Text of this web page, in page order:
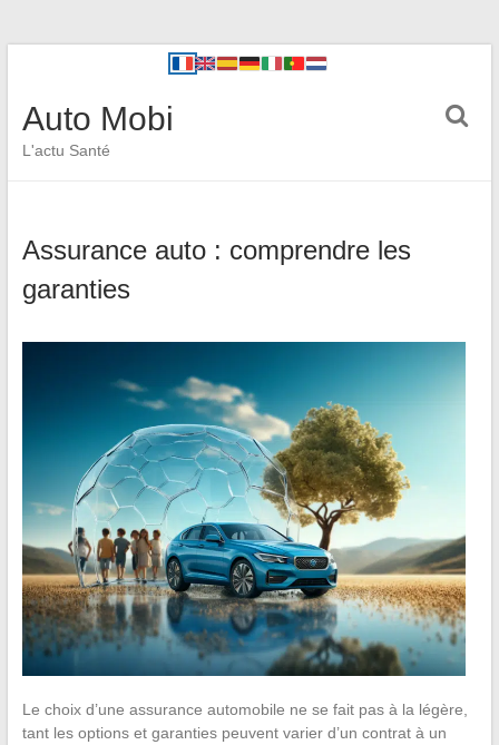
Auto Mobi
L'actu Santé
Assurance auto : comprendre les
garanties
Le choix d’une assurance automobile ne se fait pas à la légère,
tant les options et garanties peuvent varier d’un contrat à un